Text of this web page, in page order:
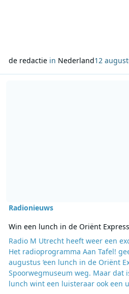
de redactiein Nederland12
Radionieuws
Win een lunch in de Oriënt
Radio M Utrecht heeft weer een
Het radioprogramma Aan Tafel!
augustus ‘een lunch in de Oriënt
Spoorwegmuseum weg. Maar dat
lunch wint een luisteraar ook een